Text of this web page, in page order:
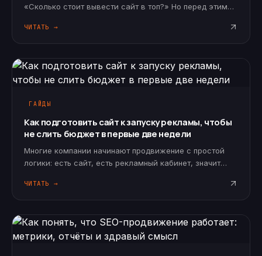
«Сколько стоит вывести сайт в топ?» Но перед этим
структура слабая, страницы услуг не раскрыты,
ЧИТАТЬ →
ГАЙДЫ
Как подготовить сайт к запуску рекламы, чтобы
не слить бюджет в первые две недели
Многие компании начинают продвижение с простой
логики: есть сайт, есть рекламный кабинет, значит
практике рекламный бюджет начинает работать не
ЧИТАТЬ →